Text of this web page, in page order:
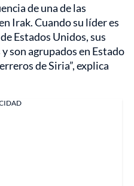
de una de las
Irak. Cuando su líder es
Estados Unidos, sus
son agrupados en Estado
de Siria”, explica